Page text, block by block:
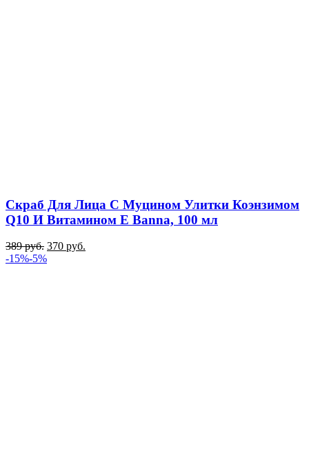
Cкраб Для Лица С Муцином Улитки Коэнзимом
Q10 И Витамином E Banna, 100 мл
389руб. 370 руб.
-15%-5%